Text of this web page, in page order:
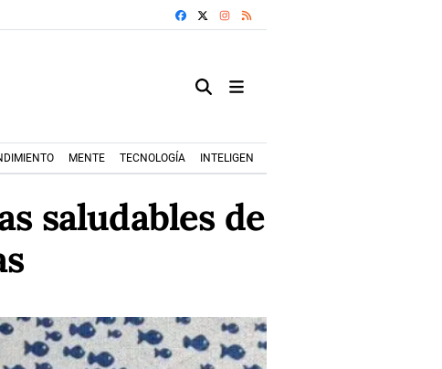
FACEBOOKINSTAGRAM
MENTE TECNOLOGÍA INTELIGENCIA ARTIFICIAL
saludables de